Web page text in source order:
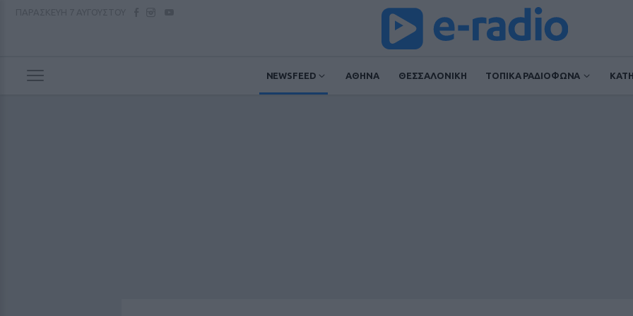
NEWSFEED ΑΘΗΝΑ ΘΕΣΣΑΛΟΝΙΚΗ ΤΟΠΙΚΑ ΡΑΔΙΟΦΩΝΑ